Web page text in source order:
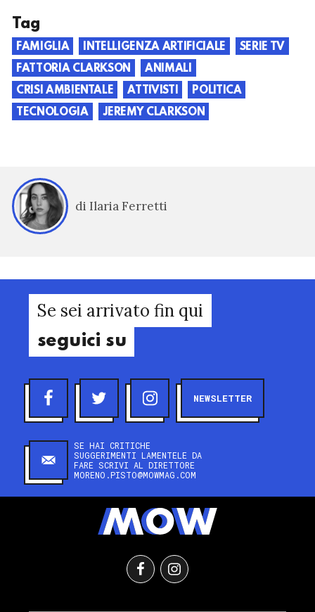
Tag
FAMIGLIA INTELLIGENZA ARTIFICIALE
SERIE TV
FATTORIA CLARKSON
ANIMALI
CRISI AMBIENTALE
ATTIVISTI
POLITICA
TECNOLOGIA
JEREMY CLARKSON
di Ilaria Ferretti
Se sei arrivato fin qui
seguici su
NEWSLETTER
SE HAI CRITICHE
SUGGERIMENTI LAMENTELE DA
FARE SCRIVI AL DIRETTORE
MORENO.PISTO@MOWMAG.COM